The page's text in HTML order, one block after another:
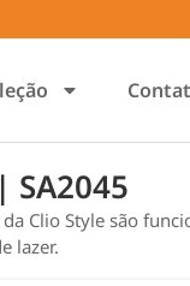
SA2045
Clio Style são
lazer.